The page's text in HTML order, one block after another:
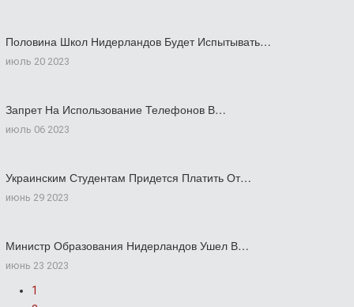
Половина Школ Нидерландов Будет Испытывать…
июль 20 2023
Запрет На Использование Телефонов В…
июль 06 2023
Украинским Студентам Придется Платить От…
июнь 29 2023
Министр Образования Нидерландов Ушел В…
июнь 23 2023
1